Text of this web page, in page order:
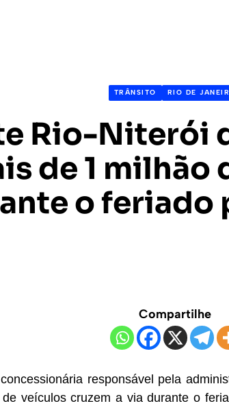
TRÂNSITO RIO DE
Rio-Niterói
de 1 milhão
o feriado
Compartilhe
responsável pela
veículos cruzem a via durante o